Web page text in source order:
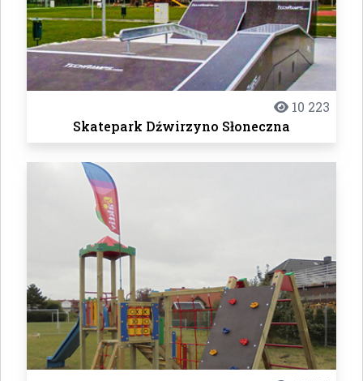
10 223
Skatepark Dźwirzyno Słoneczna